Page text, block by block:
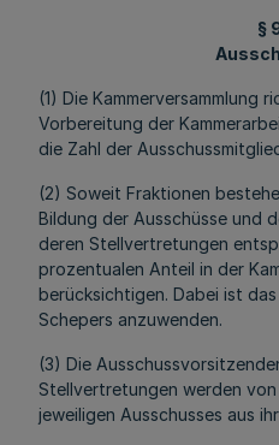
§
(1) Die Kammerversammlung
Vorbereitung der
die Zahl der
(2) Soweit Fraktionen
Bildung der Ausschüsse und
deren Stellvertretungen
prozentualen Anteil in der
berücksichtigen. Dabei ist
Schepers anzuwenden.
(3) Die
Stellvertretungen werden
jeweiligen Ausschusses aus